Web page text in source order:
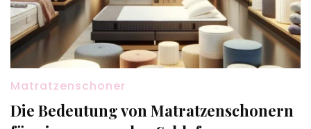
Matratzenschoner
Die Bedeutung von Matratzenschonern